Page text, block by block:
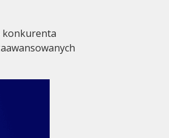
relations
konkurenta